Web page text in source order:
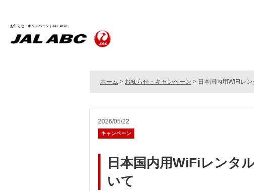
お知らせ・キャンペーン | JAL ABC お知らせ・
ホーム > お知らせ・キャンペーン > 日本国内用WiFiレ
2026/05/22
キャンペーン
日本国内用WiFiレンタ
いて